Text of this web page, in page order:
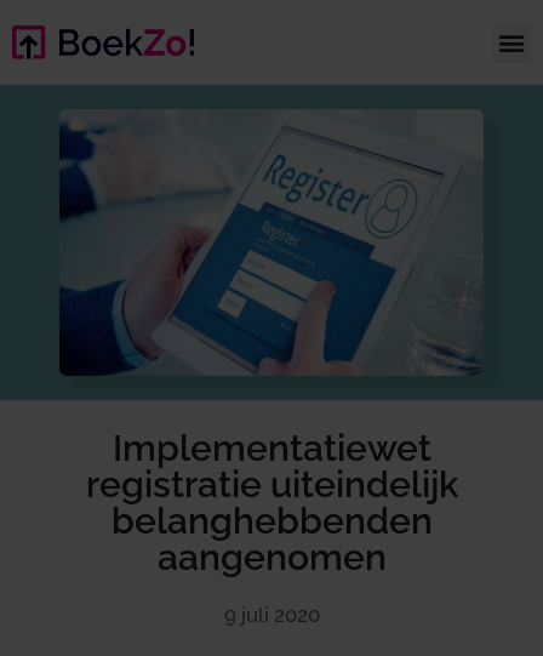
Implementatiewet
registratie uiteindelijk
belanghebbenden
aangenomen
9 juli 2020